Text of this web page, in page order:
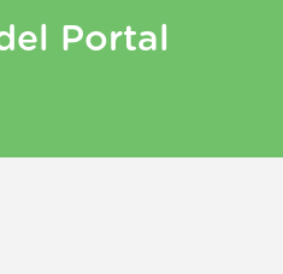
Portal